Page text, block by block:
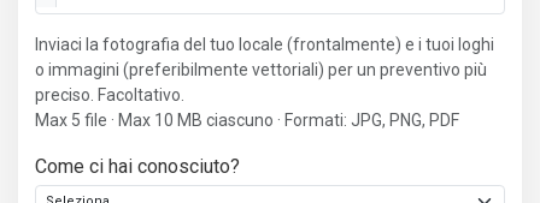
Inviaci la fotografia del tuo locale (frontalmente) e i tuoi loghi
o immagini (preferibilmente vettoriali) per un preventivo più
preciso. Facoltativo.
Max 5 file · Max 10 MB ciascuno · Formati: JPG, PNG, PDF
Come ci hai conosciuto?